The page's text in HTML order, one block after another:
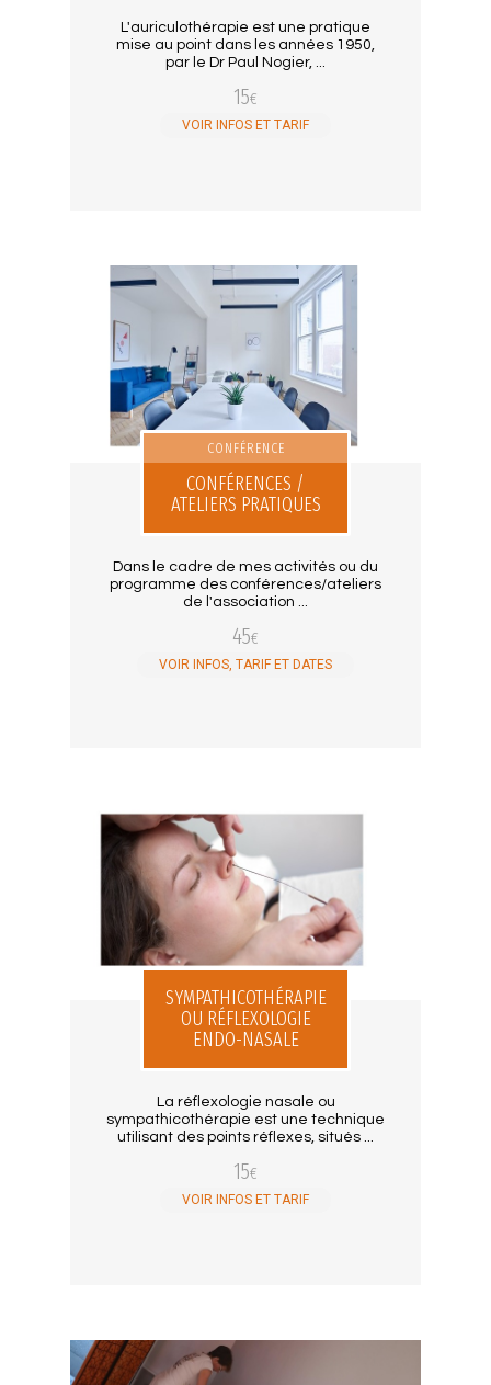
L'auriculothérapie est une pratique
mise au point dans les années 1950,
par le Dr Paul Nogier, ...
15€
VOIR INFOS ET TARIF
CONFÉRENCE
CONFÉRENCES /
ATELIERS PRATIQUES
Dans le cadre de mes activités ou du
programme des conférences/ateliers
de l'association ...
45€
VOIR INFOS, TARIF ET DATES
SYMPATHICOTHÉRAPIE
OU RÉFLEXOLOGIE
ENDO-NASALE
La réflexologie nasale ou
sympathicothérapie est une technique
utilisant des points réflexes, situés ...
15€
VOIR INFOS ET TARIF